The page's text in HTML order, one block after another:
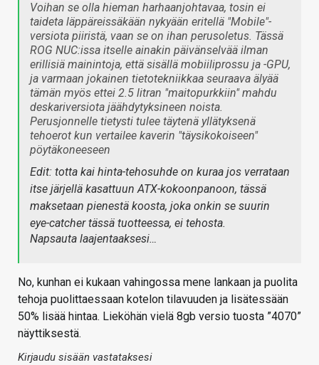
Voihan se olla hieman harhaanjohtavaa, tosin ei
taideta läppäreissäkään nykyään eritellä "Mobile"-
versiota piiristä, vaan se on ihan perusoletus. Tässä
ROG NUC:issa itselle ainakin päivänselvää ilman
erillisiä mainintoja, että sisällä mobiiliprossu ja -GPU,
ja varmaan jokainen tietotekniikkaa seuraava älyää
tämän myös ettei 2.5 litran "maitopurkkiin" mahdu
deskariversiota jäähdytyksineen noista.
Perusjonnelle tietysti tulee täytenä yllätyksenä
tehoerot kun vertailee kaverin "täysikokoiseen"
pöytäkoneeseen
Edit: totta kai hinta-tehosuhde on kuraa jos verrataan
itse järjellä kasattuun ATX-kokoonpanoon, tässä
maksetaan pienestä koosta, joka onkin se suurin
eye-catcher tässä tuotteessa, ei tehosta.
Napsauta laajentaaksesi…
No, kunhan ei kukaan vahingossa mene lankaan ja puolita
tehoja puolittaessaan kotelon tilavuuden ja lisätessään
50% lisää hintaa. Lieköhän vielä 8gb versio tuosta ”4070”
näyttiksestä.
Kirjaudu sisään vastataksesi